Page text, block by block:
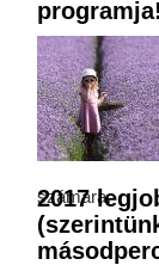
programja!
számára.
2017